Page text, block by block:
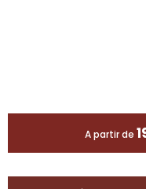
A partir de